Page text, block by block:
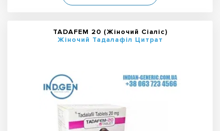
TADAFEM 20 (Жіночий Сіаліс)
Жіночий Тадалафіл Цитрат